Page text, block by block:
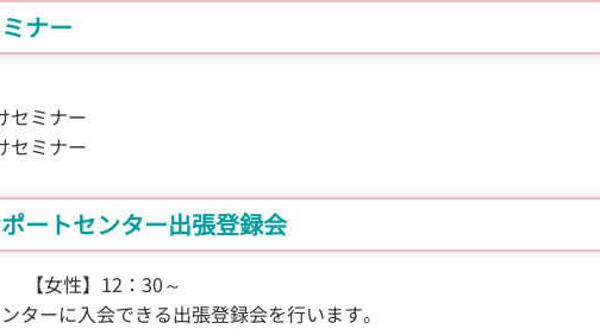
ナー
セミナー
セミナー
ートセンター出張登録会
性】12：30～
ターに入会できる出張登録会を行います。